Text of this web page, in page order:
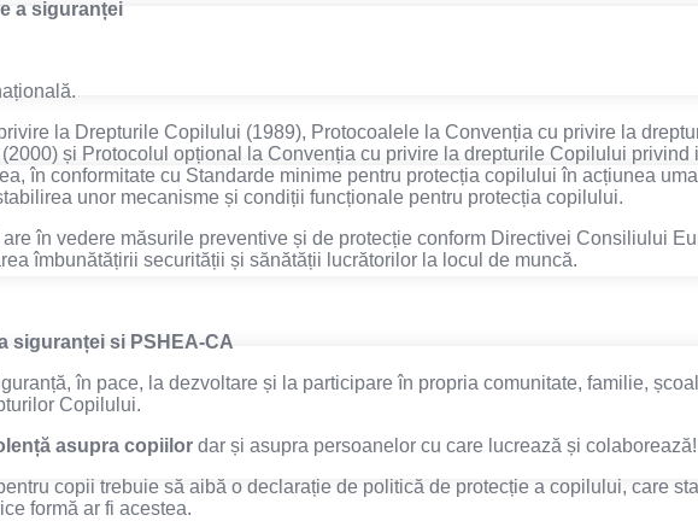
a siguranței
la Drepturile Copilului (1989), Protocoalele la Convenția cu privire la
și Protocolul opțional la Convenția cu privire la drepturile Copilului privind
în conformitate cu Standarde minime pentru protecția copilului în acțiunea
unor mecanisme și condiții funcționale pentru protecția copilului.
în vedere măsurile preventive și de protecție conform Directivei Consiliului
îmbunătățirii securității și sănătății lucrătorilor la locul de muncă.
siguranței si PSHEA-CA
în pace, la dezvoltare și la participare în propria comunitate, familie,
Copilului.
asupra copiilor dar și asupra persoanelor cu care lucrează și colaborează!
copii trebuie să aibă o declarație de politică de protecție a copilului, care
formă ar fi acestea.